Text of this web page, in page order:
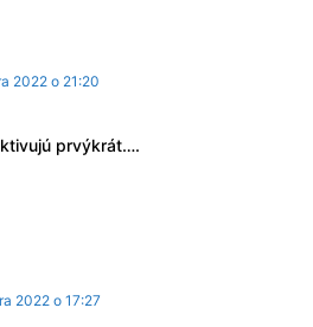
2022 o 21:20
prvýkrát….
2022 o 17:27